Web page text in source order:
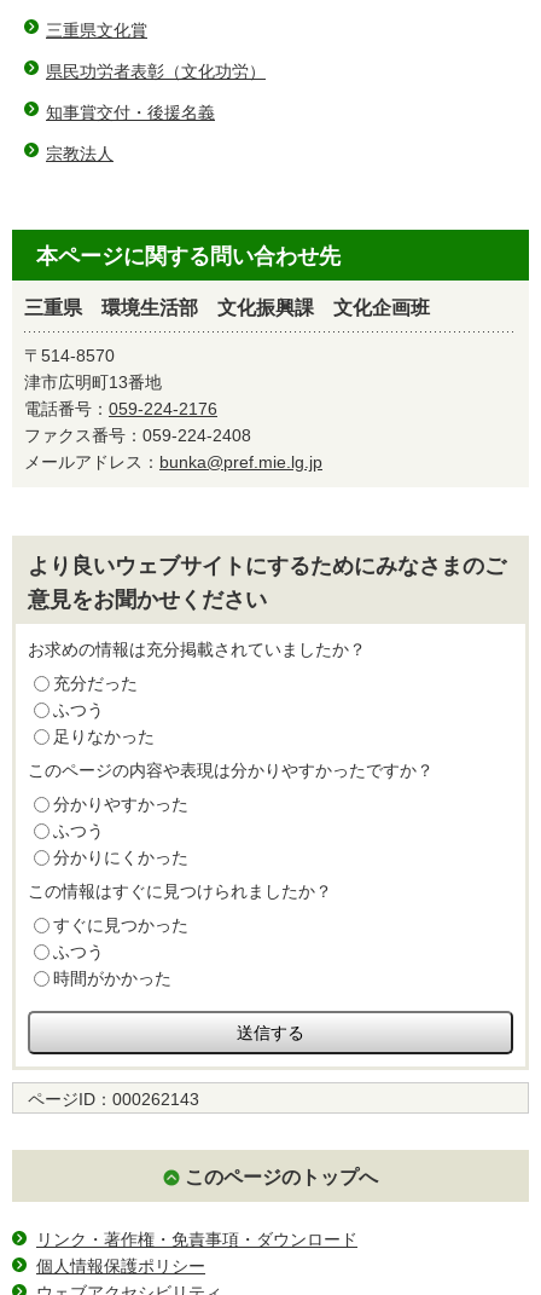
三重県文化賞
県民功労者表彰（文化功労）
知事賞交付・後援名義
宗教法人
本ページに関する問い合わせ先
三重県 環境生活部 文化振興課 文化企画班
〒514-8570
津市広明町13番地
電話番号： 059-224-2176
ファクス番号：059-224-2408
メールアドレス： bunka@pref.mie.lg.jp
より良いウェブサイトにするためにみなさまのご
意見をお聞かせください
お求めの情報は充分掲載されていましたか？
充分だった
ふつう
足りなかった
このページの内容や表現は分かりやすかったですか？
分かりやすかった
ふつう
分かりにくかった
この情報はすぐに見つけられましたか？
すぐに見つかった
ふつう
時間がかかった
ページID： 000262143
このページのトップへ
リンク・著作権・免責事項・ダウンロード
個人情報保護ポリシー